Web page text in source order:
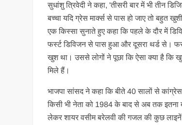
सुधांशु त्रिवेदी ने कहा, 'तीसरी बार में भी तीन
बच्चा यदि ग्रेस मार्क्स से पास हो जाए तो बहुत
एक किस्सा सुनाते हुए कहा कि पहले के दौर में
फर्स्ट डिविजन से पास हुआ और दूसरा थर्ड से।
खुश था। उससे लोगों ने पूछा कि ऐसा क्या है कि
मिले हैं।
भाजपा सांसद ने कहा कि बीते 40 सालों से
किसी भी नेता को 1984 के बाद से अब तक इतना
लेकर शायर वसीम बरेलवी की गजल की कुछ लाइनें